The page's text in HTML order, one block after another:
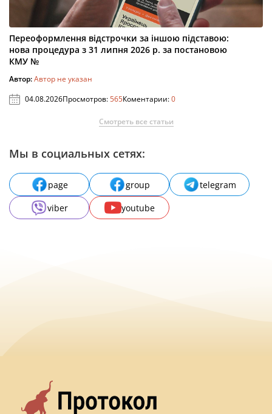
Переоформлення відстрочки за іншою підставою:
нова процедура з 31 липня 2026 р. за постановою
КМУ №
Автор:Автор не указан
04.08.2026Просмотров:565Коментарии:0
Смотреть все статьи
Мы в социальных сетях:
page group
telegram
viber
youtube